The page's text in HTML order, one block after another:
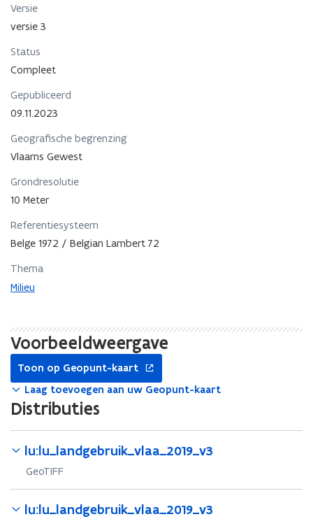
Versie
versie 3
Status
Compleet
Gepubliceerd
09.11.2023
Geografische begrenzing
Vlaams Gewest
Grondresolutie
10 Meter
Referentiesysteem
Belge 1972 / Belgian Lambert 72
Thema
Milieu
Voorbeeldweergave
Toon op Geopunt-kaart
opent
nieuw
venster
Laag toevoegen aan uw Geopunt-kaart
Distributies
lu:lu_landgebruik_vlaa_2019_v3
GeoTIFF
lu:lu_landgebruik_vlaa_2019_v3